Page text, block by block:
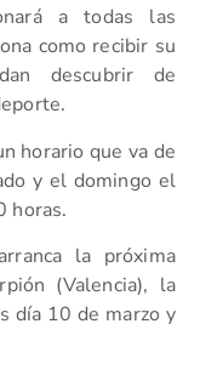
a todas las
como recibir su
descubrir de
horario que va de
y el domingo el
horas.
la próxima
(Valencia), la
día 10 de marzo y